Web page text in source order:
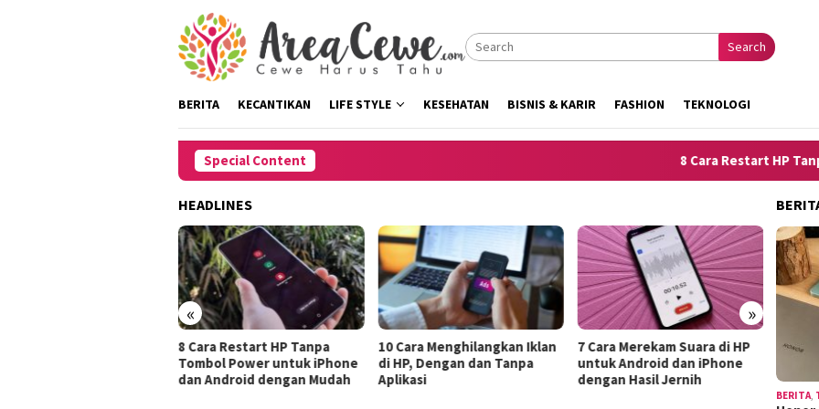
Search
BERITA KECANTIKAN LIFE STYLE KESEHATAN BISNIS & KARIR FASHION TEKNOLOGI
Special Content 8 Cara Restart HP Tanpa
HEADLINES
« »
8 Cara Restart HP Tanpa
Tombol Power untuk iPhone
dan Android dengan Mudah
10 Cara Menghilangkan Iklan
di HP, Dengan dan Tanpa
Aplikasi
7 Cara Merekam Suara di HP
untuk Android dan iPhone
dengan Hasil Jernih
10 Trik
Kelemahan
Terdengar
BERITA